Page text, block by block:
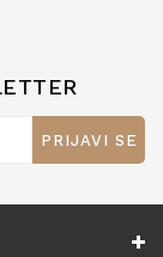
PRIJAVI SE